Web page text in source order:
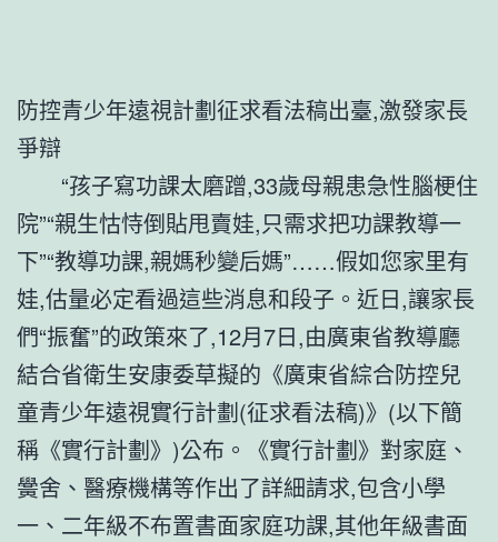
防控青少年遠視計劃征求看法稿出臺,激發家長
爭辯
“孩子寫功課太磨蹭,33歲母親患急性腦梗住
院”“親生怙恃倒貼甩賣娃,只需求把功課教導一
下”“教導功課,親媽秒變后媽”……假如您家里有
娃,估量必定看過這些消息和段子。近日,讓家長
們“振奮”的政策來了,12月7日,由廣東省教導廳
結合省衛生安康委草擬的《廣東省綜合防控兒
童青少年遠視實行計劃(征求看法稿)》(以下簡
稱《實行計劃》)公布。《實行計劃》對家庭、
黌舍、醫療機構等作出了詳細請求,包含小學
一、二年級不布置書面家庭功課,其他年級書面